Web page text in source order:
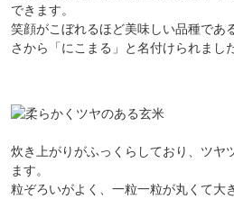
できます。
笑顔がこぼれるほど美味しい品種であ
さから「にこまる」と名付けられました
炊き上がりがふっくらしており、ツヤ
ます。
粒ぞろいがよく、一粒一粒が丸くて大